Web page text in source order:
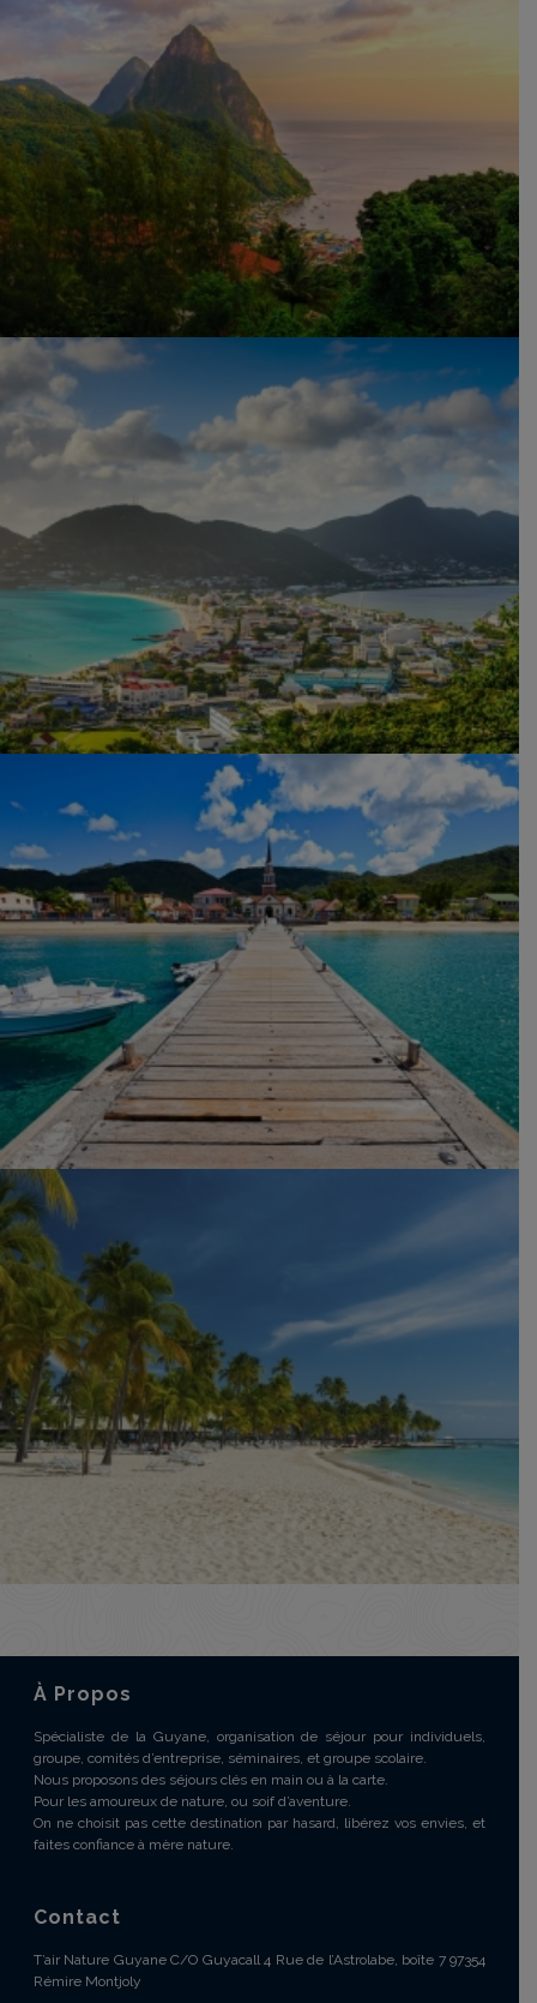
À Propos
Spécialiste de la Guyane, organisation de séjour pour individuels,
groupe, comités d’entreprise, séminaires, et groupe scolaire.
Nous proposons des séjours clés en main ou à la carte.
Pour les amoureux de nature, ou soif d’aventure.
On ne choisit pas cette destination par hasard, libérez vos envies, et
faites confiance à mère nature.
Contact
T’air Nature Guyane C/O Guyacall 4 Rue de l’Astrolabe, boîte 7 97354
Rémire Montjoly